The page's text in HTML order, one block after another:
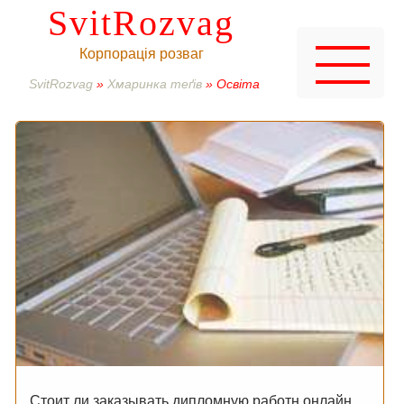
SvitRozvag
Корпорація розваг
SvitRozvag » Хмаринка теґів » Освіта
Стоит ли заказывать дипломную работн онлайн